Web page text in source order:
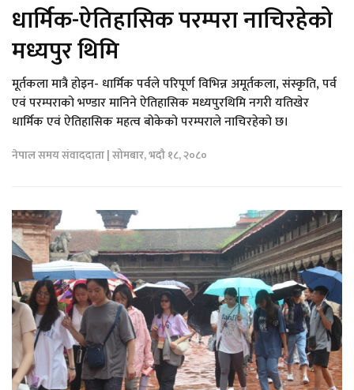
धार्मिक-ऐतिहासिक परम्परा नाचिरहेको
मध्यपुर थिमि
मूर्तकला मात्रै होइन- धार्मिक पर्वले परिपूर्ण विभिन्न अमूर्तकला, संस्कृति, पर्व
एवं परम्पराको भण्डार मानिने ऐतिहासिक मध्यपुरथिमि नगरी यतिखेर
धार्मिक एवं ऐतिहासिक महत्व बोकेको परम्पराले नाचिरहेको छ।
नेपाल समय संवाददाता | सोमबार, भदौ १८, २०८०